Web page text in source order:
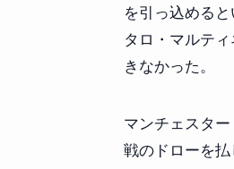
を引っ込める
タロ・マルテ
きなかった。
マンチェスタ
戦のドローを